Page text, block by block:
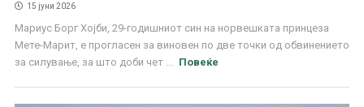
15 јуни 2026
Мариус Борг Хојби, 29-годишниот син на норвешката принцеза
Мете-Марит, е прогласен за виновен по две точки од обвинението
за силување, за што доби чет ...
Повеќе